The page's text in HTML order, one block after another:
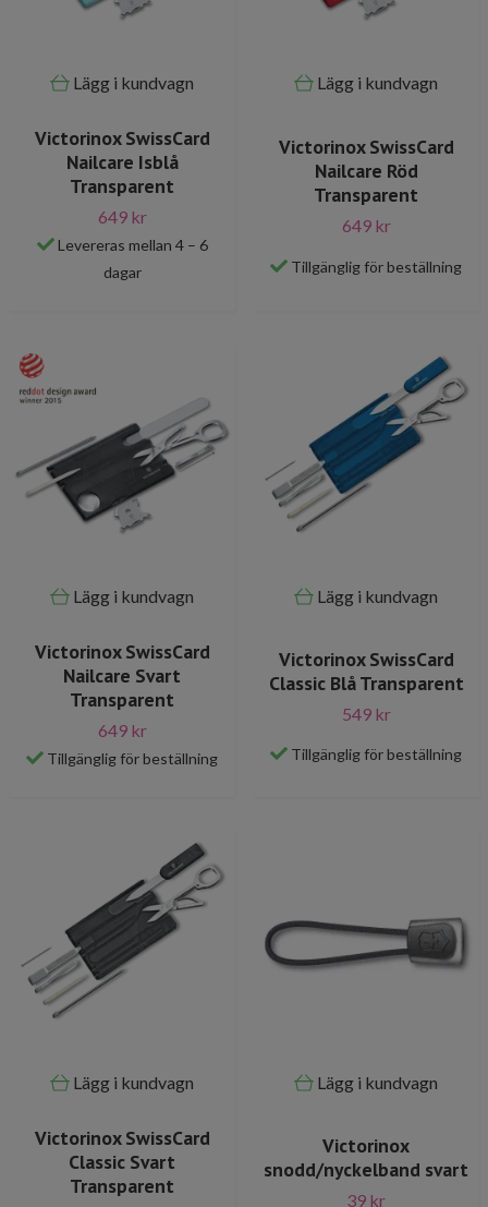
Lägg i kundvagn
Victorinox SwissCard
Nailcare Isblå
Transparent
649 kr
Levereras mellan 4 – 6
dagar
Lägg i kundvagn
Victorinox SwissCard
Nailcare Röd
Transparent
649 kr
Tillgänglig för beställning
Lägg i kundvagn
Victorinox SwissCard
Nailcare Svart
Transparent
649 kr
Tillgänglig för beställning
Lägg i kundvagn
Victorinox SwissCard
Classic Blå Transparent
549 kr
Tillgänglig för beställning
Lägg i kundvagn
Victorinox SwissCard
Classic Svart
Transparent
Lägg i kundvagn
Victorinox
snodd/nyckelband svart
39 kr